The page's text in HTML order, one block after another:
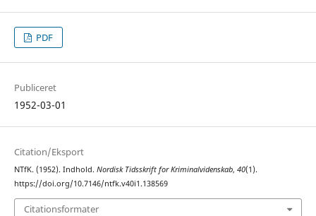
PDF
Publiceret
1952-03-01
Citation/Eksport
NTfK. (1952). Indhold. Nordisk Tidsskrift for Kriminalvidenskab, 40(1).
https://doi.org/10.7146/ntfk.v40i1.138569
Citationsformater